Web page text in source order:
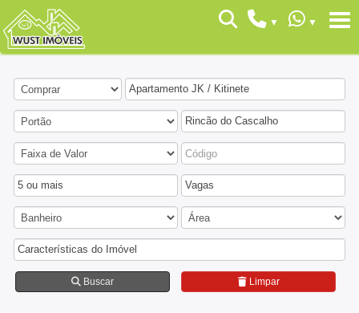
Apartamento JK / Kitinete
Rincão do Cascalho
5 ou mais Vagas
Características do Imóvel
Buscar Limpar